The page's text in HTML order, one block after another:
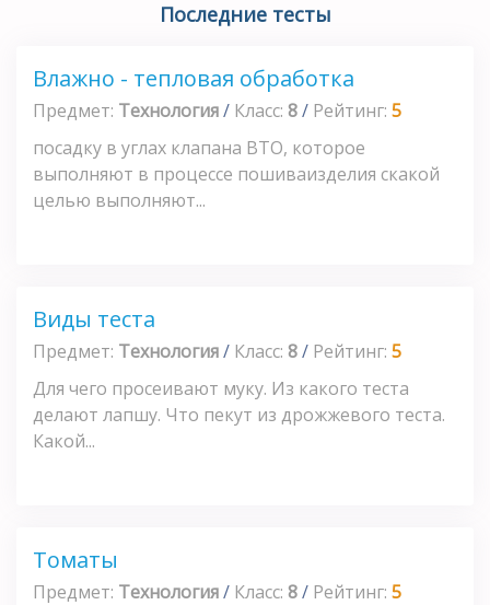
Последние тесты
Влажно - тепловая обработка
Предмет: Технология/ Класс: 8/ Рейтинг: 5
посадку в углах клапана ВТО, которое
выполняют в процессе пошиваизделия скакой
целью выполняют...
Виды теста
Предмет: Технология/ Класс: 8/ Рейтинг: 5
Для чего просеивают муку. Из какого теста
делают лапшу. Что пекут из дрожжевого теста.
Какой...
Томаты
Предмет: Технология/ Класс: 8/ Рейтинг: 5